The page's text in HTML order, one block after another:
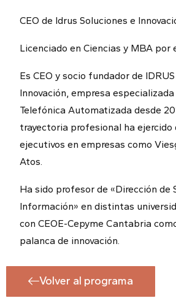
CEO de Idrus Soluciones e
Licenciado en Ciencias y MBA por
Es CEO y socio fundador de
Innovación, empresa
Telefónica Automatizada desde
trayectoria profesional ha
ejecutivos en empresas como
Atos.
Ha sido profesor de «Dirección de
Información» en distintas
con CEOE-Cepyme Cantabria
palanca de innovación.
Volver al programa